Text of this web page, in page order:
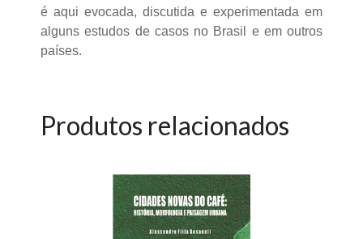
é aqui evocada, discutida e experimentada em
alguns estudos de casos no Brasil e em outros
países.
Produtos relacionados